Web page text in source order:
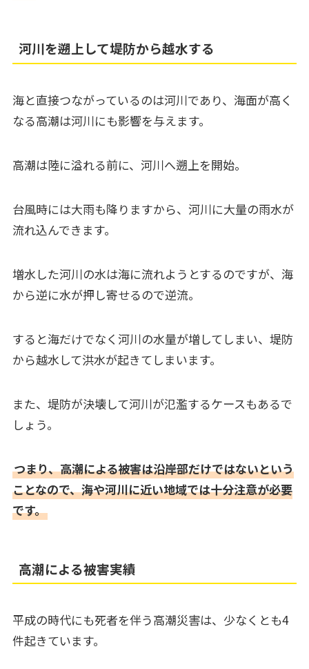
河川を遡上して堤防から越水する
海と直接つながっているのは河川であり、海面が高く
なる高潮は河川にも影響を与えます。
高潮は陸に溢れる前に、河川へ遡上を開始。
台風時には大雨も降りますから、河川に大量の雨水が
流れ込んできます。
増水した河川の水は海に流れようとするのですが、海
から逆に水が押し寄せるので逆流。
すると海だけでなく河川の水量が増してしまい、堤防
から越水して洪水が起きてしまいます。
また、堤防が決壊して河川が氾濫するケースもあるで
しょう。
つまり、高潮による被害は沿岸部だけではないという
ことなので、海や河川に近い地域では十分注意が必要
です。
高潮による被害実績
平成の時代にも死者を伴う高潮災害は、少なくとも4
件起きています。